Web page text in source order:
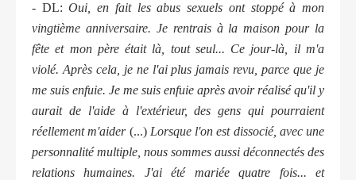
- DL:Oui, en fait les abus sexuels ont stoppé à mon
vingtième anniversaire. Je rentrais à la maison pour la
fête et mon père était là, tout seul... Ce jour-là, il m'a
violé. Après cela, je ne l'ai plus jamais revu, parce que je
me suis enfuie. Je me suis enfuie après avoir réalisé qu'il y
aurait de l'aide à l'extérieur, des gens qui pourraient
réellement m'aider (...) Lorsque l'on est dissocié, avec une
personnalité multiple, nous sommes aussi déconnectés des
relations humaines. J'ai été mariée quatre fois... et